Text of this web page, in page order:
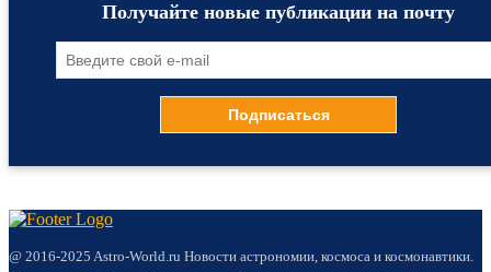
Получайте новые публикации на почту
@ 2016-2025 Astro-World.ru Новости астрономии, космоса и космонавтики.